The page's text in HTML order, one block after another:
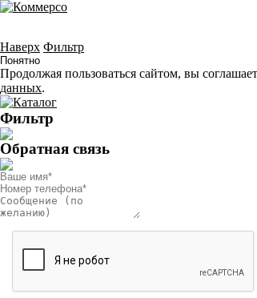
Наверх Фильтр
Понятно
Продолжая пользоваться сайтом, вы
данных.
Фильтр
Обратная связь